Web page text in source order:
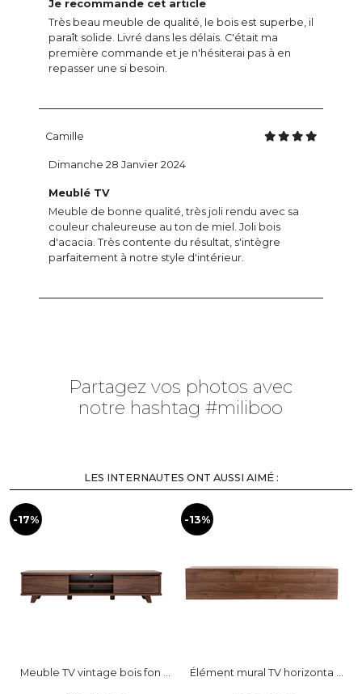
Je recommande cet article
Très beau meuble de qualité, le bois est superbe, il
paraît solide. Livré dans les délais. C'était ma
première commande et je n'hésiterai pas à en
repasser une si besoin.
Camille
Meublé TV
Meuble de bonne qualité, très joli rendu avec sa
couleur chaleureuse au ton de miel. Joli bois
d'acacia. Très contente du résultat, s'intègre
parfaitement à notre style d'intérieur.
Dimanche 28 Janvier 2024
Partagez vos photos avec
notre hashtag #miliboo
LES INTERNAUTES ONT AUSSI AIMÉ :
-17%
Meuble TV vintage bois fon ...
-13%
Élément mural TV horizonta ...